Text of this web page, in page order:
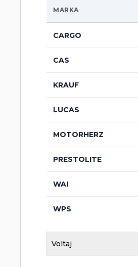
MARKA
CARGO
CAS
KRAUF
LUCAS
MOTORHERZ
PRESTOLITE
WAI
WPS
Voltaj